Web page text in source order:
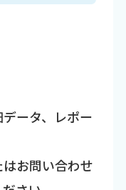
ータ、レポー
お問い合わせ